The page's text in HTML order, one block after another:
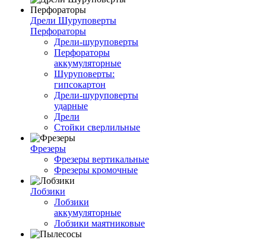
Дрели Шуруповерты
Перфораторы
Дрели-шуруповерты
Перфораторы
аккумуляторные
Шуруповерты:
гипсокартон
Дрели-шуруповерты
ударные
Дрели
Стойки сверлильные
Фрезеры
Фрезеры вертикальные
Фрезеры кромочные
Лобзики
Лобзики
аккумуляторные
Лобзики маятниковые